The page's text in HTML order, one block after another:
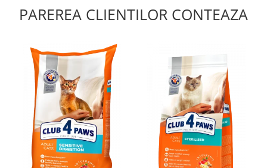
PAREREA CLIENTILOR CONTEAZA